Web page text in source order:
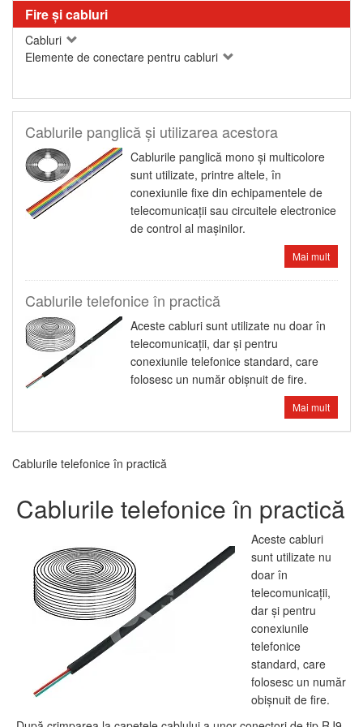
Fire şi cabluri
Cabluri
Elemente de conectare pentru cabluri
Cablurile panglică şi utilizarea acestora
Cablurile panglică mono şi multicolore
sunt utilizate, printre altele, în
conexiunile fixe din echipamentele de
telecomunicaţii sau circuitele electronice
de control al maşinilor.
Mai mult
Cablurile telefonice în practică
Aceste cabluri sunt utilizate nu doar în
telecomunicaţii, dar şi pentru
conexiunile telefonice standard, care
folosesc un număr obişnuit de fire.
Mai mult
Cablurile telefonice în practică
Cablurile telefonice în practică
Aceste cabluri
sunt utilizate nu
doar în
telecomunicaţii,
dar şi pentru
conexiunile
telefonice
standard, care
folosesc un număr
obişnuit de fire.